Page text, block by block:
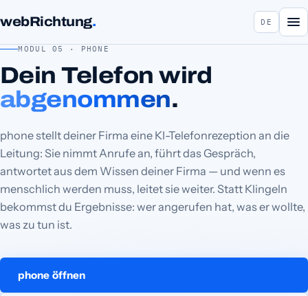
webRichtung. DE
MODUL 05 · PHONE
Dein Telefon wird
abgenommen.
phone stellt deiner Firma eine KI-Telefonrezeption an die
Leitung: Sie nimmt Anrufe an, führt das Gespräch,
antwortet aus dem Wissen deiner Firma — und wenn es
menschlich werden muss, leitet sie weiter. Statt Klingeln
bekommst du Ergebnisse: wer angerufen hat, was er wollte,
was zu tun ist.
phone öffnen